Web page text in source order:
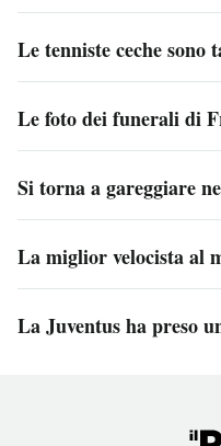
Le tenniste ceche sono
Le foto dei funerali di
Si torna a gareggiare
La miglior velocista al
La Juventus ha preso